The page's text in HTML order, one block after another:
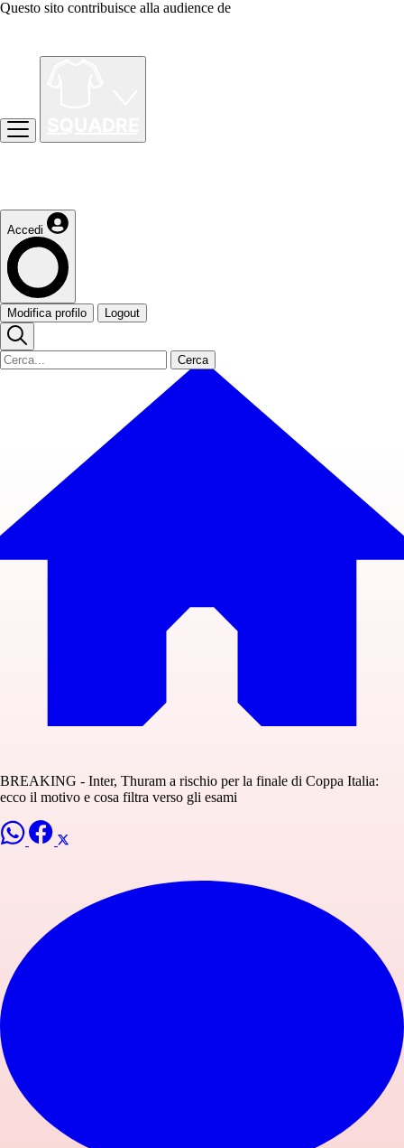
Questo sito contribuisce alla audience de
Accedi
Modifica profilo Logout
Cerca
BREAKING - Inter, Thuram a rischio per la finale di Coppa Italia:
ecco il motivo e cosa filtra verso gli esami